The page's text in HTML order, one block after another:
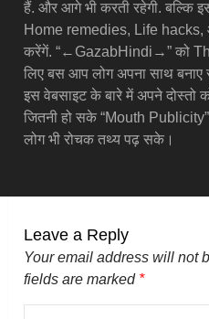
हैं. और आगे भी करती रहेगी. बल्कि
Home remedies, Life
करेंगें. “←GazabHindi→” को
लिए बस आप लोग अपना साथ
इस वेबसाइट के बारे में अपने दोस्तो
जितनी हो सके “Mouth
लोग भी रोचक तथ्य पढ़ सके।
Leave a Reply
Your email address will not
fields are marked *